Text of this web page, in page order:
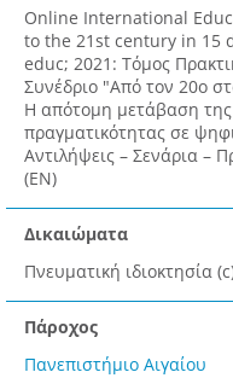
Online International
to the 21st century in 15
educ; 2021: Τόμος
Συνέδριο "Από τον 20ο
Η απότομη μετάβαση της
πραγματικότητας σε
Αντιλήψεις – Σενάρια –
(EN)
Δικαιώματα
Πνευματική ιδιοκτησία
Πάροχος
Πανεπιστήμιο Αιγαίου